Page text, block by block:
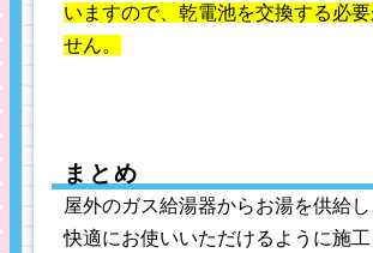
いますので、乾電池を交換する必
せん。
まとめ
屋外のガス給湯器からお湯を供給
快適にお使いいただけるように施工